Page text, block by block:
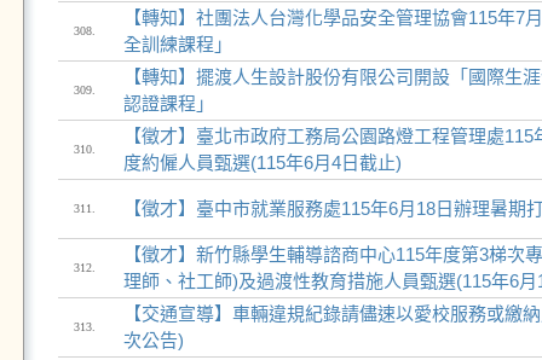
308.
【轉知】社團法人台灣化學品安全管理協會115年7
全訓練課程」
309.
【轉知】擺渡人生設計股份有限公司開設「國際生
認證課程」
310.
【徵才】臺北市政府工務局公園路燈工程管理處
度約僱人員甄選(115年6月4日截止)
311. 【徵才】臺中市就業服務處115年6月18日辦理暑期
312.
【徵才】新竹縣學生輔導諮商中心115年度第3梯次
理師、社工師)及過渡性教育措施人員甄選(115年6月
313.
【交通宣導】車輛違規紀錄請儘速以愛校服務或繳
次公告)